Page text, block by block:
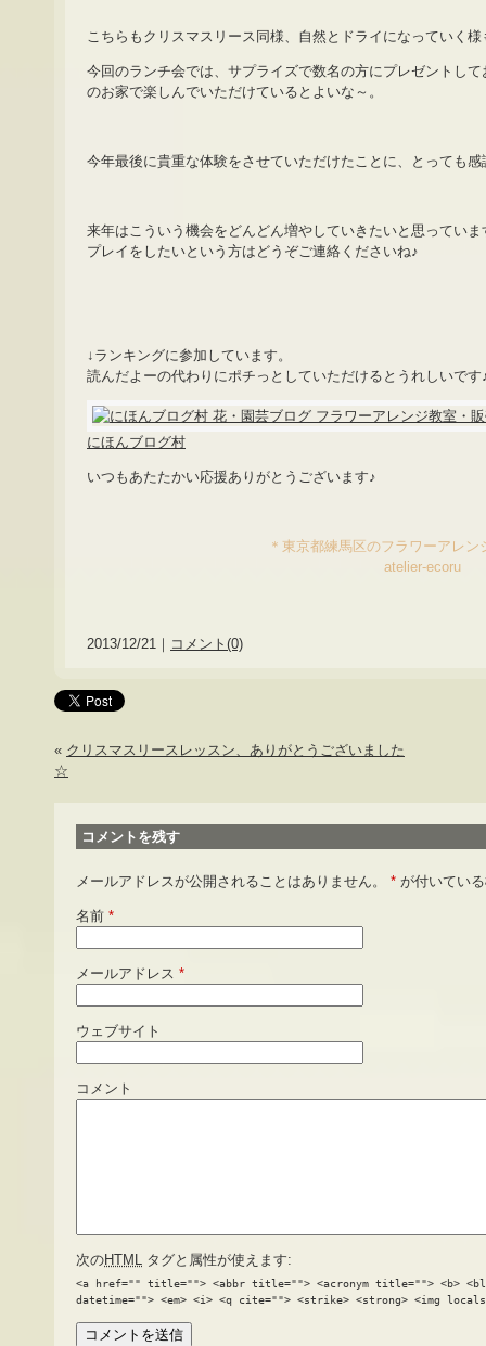
こちらもクリスマスリース同様、自然とドライになっていく
今回のランチ会では、サプライズで数名の方にプレゼントし
のお家で楽しんでいただけているとよいな～。
今年最後に貴重な体験をさせていただけたことに、とっても
来年はこういう機会をどんどん増やしていきたいと思ってい
プレイをしたいという方はどうぞご連絡くださいね♪
↓ランキングに参加しています。
読んだよーの代わりにポチっとしていただけるとうれしいです
にほんブログ村
いつもあたたかい応援ありがとうございます♪
＊東京都練馬区のフラワーアレン
atelier-ecoru
2013/12/21｜ コメント(0)
« クリスマスリースレッスン、ありがとうございました
☆
コメントを残す
メールアドレスが公開されることはありません。 * が付いてい
名前 *
メールアドレス *
ウェブサイト
コメント
次のHTML タグと属性が使えます:
<a href="" title=""> <abbr title=""> <acronym title=""> <b>
datetime=""> <em> <i> <q cite=""> <strike> <strong> <img